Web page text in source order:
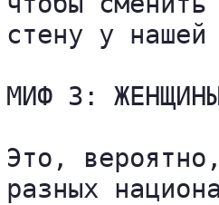
стену у
МИФ 3:
Это,
разных